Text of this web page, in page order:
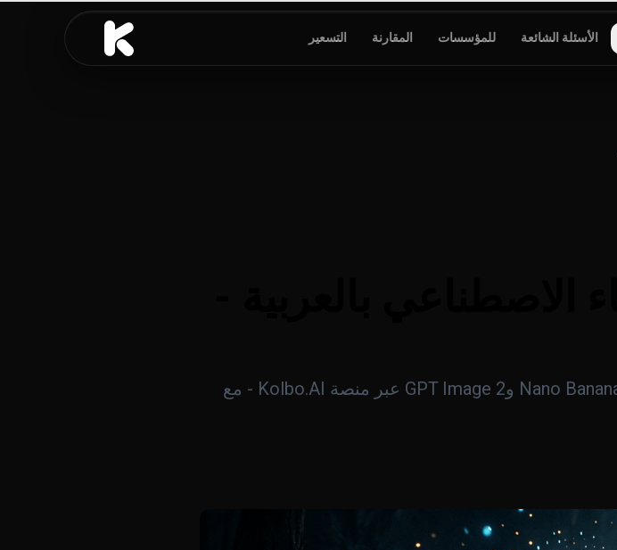
التسعير المقارنة للمؤسسات الأسئلة الشائعة
دليل كامل بالعربية لإنشاء صور احترافية باستخدام Nano Banana 2 وGPT Image 2 عبر منصة Kolbo.AI - مع